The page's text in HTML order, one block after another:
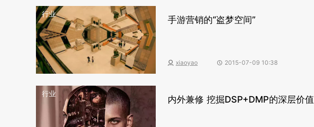
行业
手游营销的“盗梦空间”
xiaoyao 2015-07-09 10:38
行业
内外兼修 挖掘DSP+DMP的深层价值